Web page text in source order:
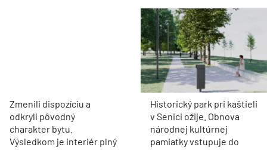
Zmenili dispozíciu a
odkryli pôvodný
charakter bytu.
Výsledkom je interiér plný
Historický park pri kaštieli
v Senici ožije. Obnova
národnej kultúrnej
pamiatky vstupuje do